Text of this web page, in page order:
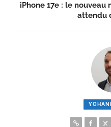
iPhone 17e : le
attendu